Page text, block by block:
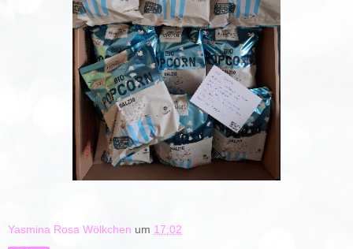
Yasmina Rosa Wölkchen um 17:02